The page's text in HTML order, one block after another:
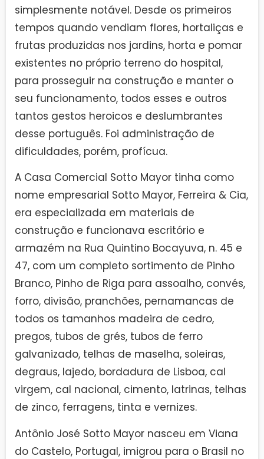
simplesmente notável. Desde os primeiros
tempos quando vendiam flores, hortaliças e
frutas produzidas nos jardins, horta e pomar
existentes no próprio terreno do hospital,
para prosseguir na construção e manter o
seu funcionamento, todos esses e outros
tantos gestos heroicos e deslumbrantes
desse português. Foi administração de
dificuldades, porém, profícua.
A Casa Comercial Sotto Mayor tinha como
nome empresarial Sotto Mayor, Ferreira & Cia,
era especializada em materiais de
construção e funcionava escritório e
armazém na Rua Quintino Bocayuva, n. 45 e
47, com um completo sortimento de Pinho
Branco, Pinho de Riga para assoalho, convés,
forro, divisão, pranchões, pernamancas de
todos os tamanhos madeira de cedro,
pregos, tubos de grés, tubos de ferro
galvanizado, telhas de maselha, soleiras,
degraus, lajedo, bordadura de Lisboa, cal
virgem, cal nacional, cimento, latrinas, telhas
de zinco, ferragens, tinta e vernizes.
Antônio José Sotto Mayor nasceu em Viana
do Castelo, Portugal, imigrou para o Brasil no